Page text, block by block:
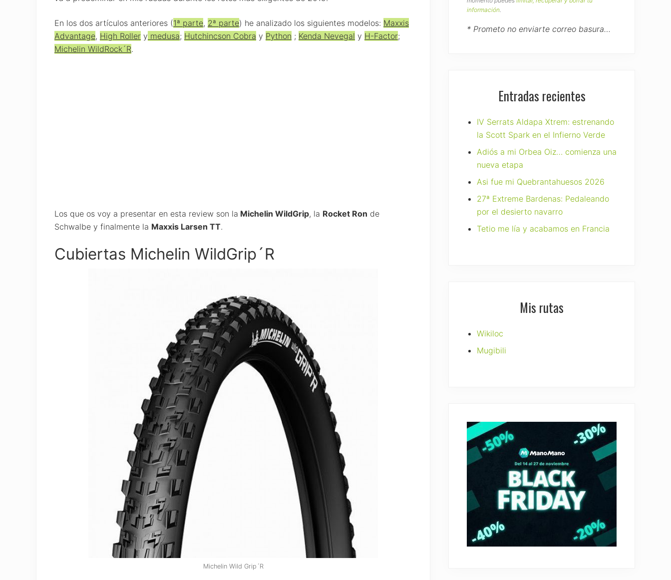
En los dos artículos anteriores (1ª parte, 2ª parte) he analizado los siguientes modelos: Maxxis
Advantage, High Roller y medusa; Hutchincson Cobra y Python ; Kenda Nevegal y H-Factor;
Michelin WildRock´R.
Los que os voy a presentar en esta review son la Michelin WildGrip, la Rocket Ron de
Schwalbe y finalmente la Maxxis Larsen TT.
Cubiertas Michelin WildGrip´R
Michelin Wild Grip´R
información
* Prometo no enviarte correo basura…
Entradas recientes
IV Serrats Aldapa Xtrem: estrenando
la Scott Spark en el Infierno Verde
Adiós a mi Orbea Oiz… comienza una
nueva etapa
Asi fue mi Quebrantahuesos 2026
27ª Extreme Bardenas: Pedaleando
por el desierto navarro
Tetio me lía y acabamos en Francia
Mis rutas
Wikiloc
Mugibili